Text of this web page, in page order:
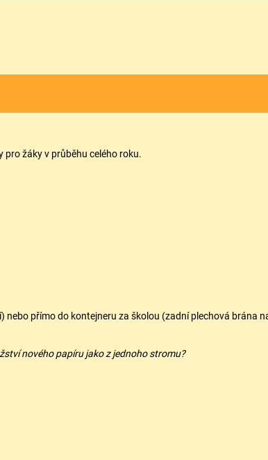
pro žáky v průběhu celého roku.
přímo do kontejneru za školou (zadní plechová brána
nového papíru jako z jednoho stromu?